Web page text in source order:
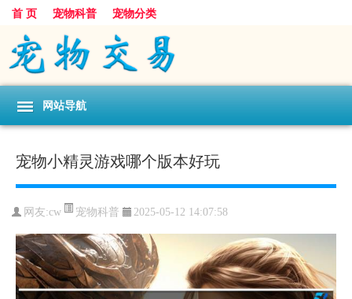
首 页 宠物科普 宠物分类
网站导航
宠物小精灵游戏哪个版本好玩
网友:cw 宠物科普 2025-05-12 14:07:58